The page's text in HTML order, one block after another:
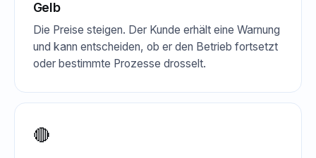
Gelb
Die Preise steigen. Der Kunde erhält eine Warnung
und kann entscheiden, ob er den Betrieb fortsetzt
oder bestimmte Prozesse drosselt.
🔴